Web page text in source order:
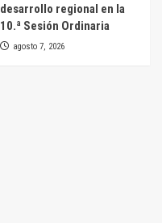
desarrollo regional en la
10.ª Sesión Ordinaria
agosto 7, 2026